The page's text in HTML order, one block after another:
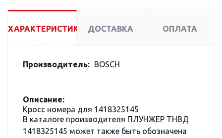
ХАРАКТЕРИСТИКИ ДОСТАВКА ОПЛАТА
Производитель: BOSCH
Описание:
Кросс номера для 1418325145
В каталоге производителя ПЛУНЖЕР ТНВД
1418325145 может также быть обозначена